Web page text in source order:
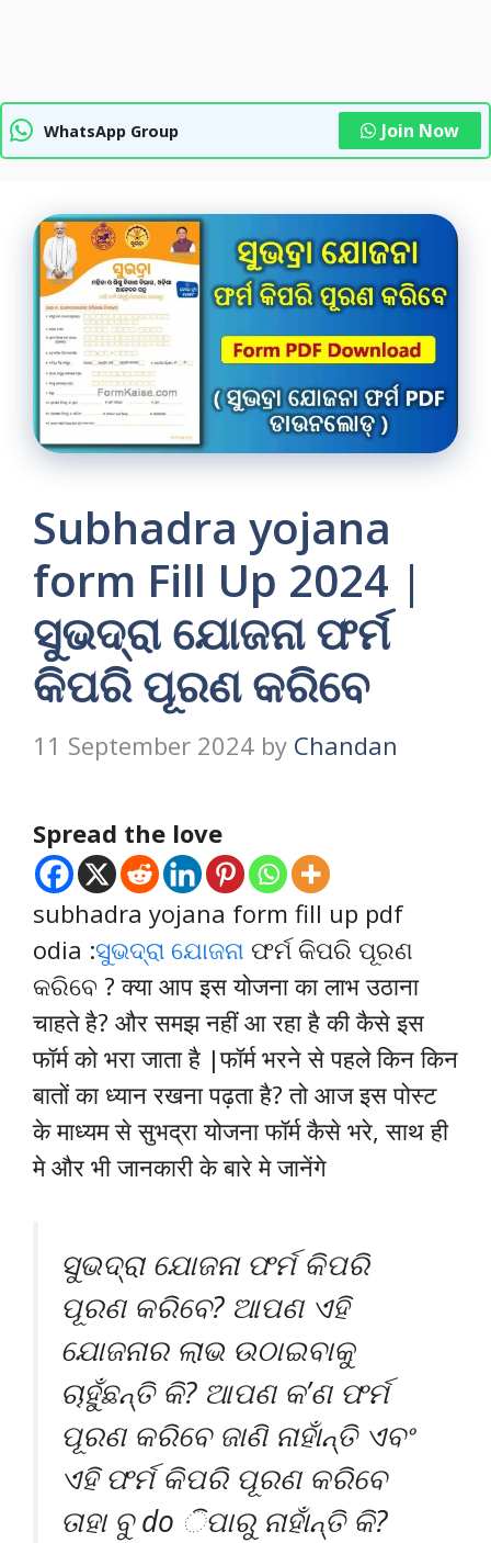
WhatsApp Group Join Now
Subhadra yojana
form Fill Up 2024 |
ସୁଭଦ୍ରା ଯୋଜନା ଫର୍ମ
କିପରି ପୂରଣ କରିବେ
11 September 2024 by Chandan
Spread the love
subhadra yojana form fill up pdf
odia :ସୁଭଦ୍ରା ଯୋଜନା ଫର୍ମ କିପରି ପୂରଣ
କରିବେ ? क्या आप इस योजना का लाभ उठाना
चाहते है? और समझ नहीं आ रहा है की कैसे इस
फॉर्म को भरा जाता है |फॉर्म भरने से पहले किन किन
बातों का ध्यान रखना पढ़ता है? तो आज इस पोस्ट
के माध्यम से सुभद्रा योजना फॉर्म कैसे भरे, साथ ही
मे और भी जानकारी के बारे मे जानेंगे
ସୁଭଦ୍ରା ଯୋଜନା ଫର୍ମ କିପରି
ପୂରଣ କରିବେ? ଆପଣ ଏହି
ଯୋଜନାର ଲାଭ ଉଠାଇବାକୁ
ଚାହୁଁଛନ୍ତି କି? ଆପଣ କ’ଣ ଫର୍ମ
ପୂରଣ କରିବେ ଜାଣି ନାହାଁନ୍ତି ଏବଂ
ଏହି ଫର୍ମ କିପରି ପୂରଣ କରିବେ
ତାହା ବୁ do ିପାରୁ ନାହାଁନ୍ତି କି?